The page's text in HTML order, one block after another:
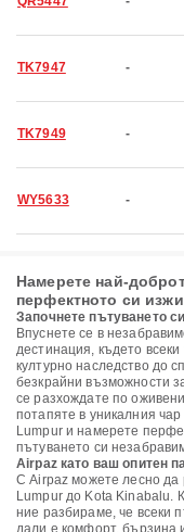
TK7947 -
TK7949 -
WY5633 -
Намерете най-
перфектното си
Започнете пътуването
Впуснете се в
дестинация, където
културно наследство до
безкрайни възможности
се разхождате по
потапяте в уникалния
Lumpur и намерете
пътуването си
Airpaz като ваш опитен
С Airpaz можете лесно да
Lumpur до Kota Kinabalu.
ние разбираме, че всеки
дали е комфорт, бързина